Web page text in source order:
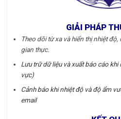
GIẢI PHÁP
Theo dõi từ xa và hiển thị nhiệt
gian thực.
Lưu trữ dữ liệu và xuất báo cáo
vực)
Cảnh báo khi nhiệt độ và độ ẩm
email